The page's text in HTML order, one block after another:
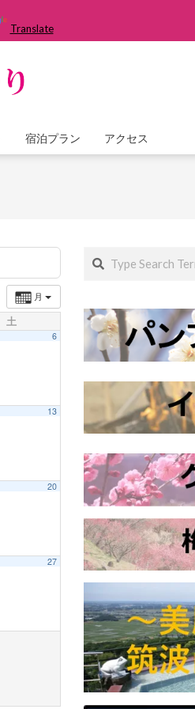
Translate
宿泊プラン アクセス
月
土
6
13
20
27
Search